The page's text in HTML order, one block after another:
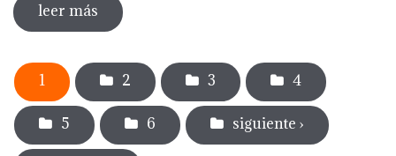
leer más sobre diada de la flor - l'ou com balla a la
font
Páginas
1 2 3 4
5 6 siguiente ›